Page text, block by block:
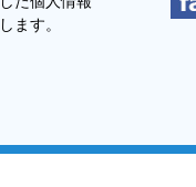
ます。